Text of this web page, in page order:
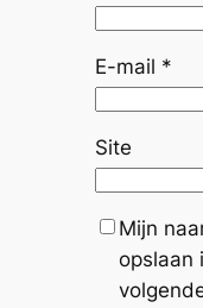
E-mail *
Site
Mijn
opslaan